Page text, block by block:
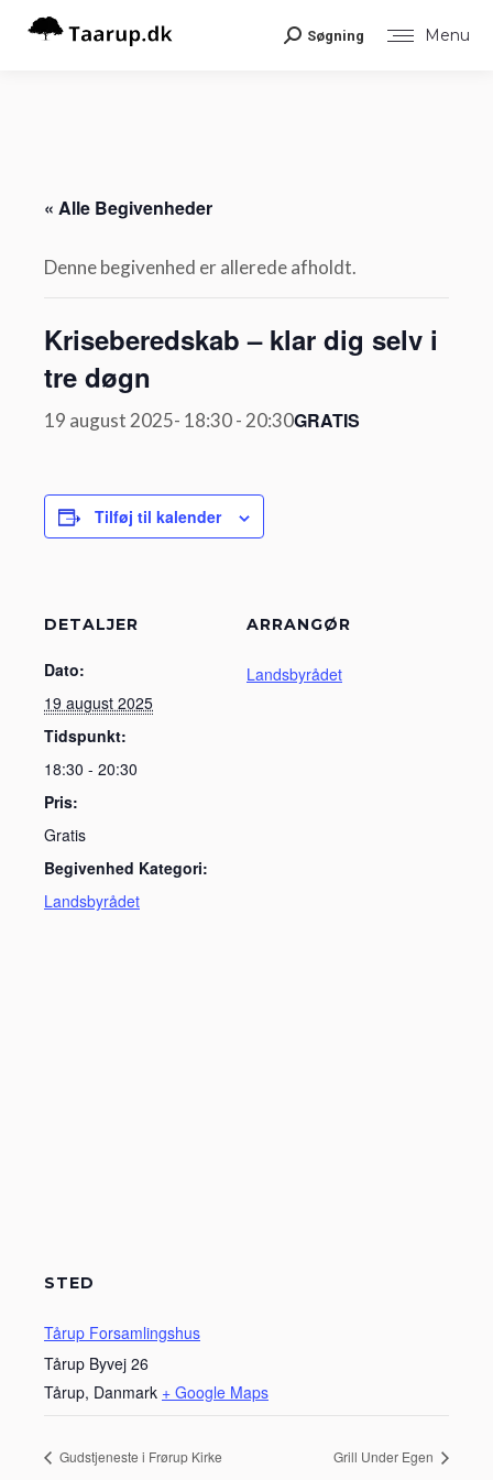
Menu
Search:
Søgning
« Alle Begivenheder
Denne begivenhed er allerede afholdt.
Kriseberedskab – klar dig selv i
tre døgn
19 august 2025- 18:30- 20:30GRATIS
Tilføj til kalender
DETALJER
Dato:
19 august 2025
Tidspunkt:
18:30 - 20:30
Pris:
Gratis
Begivenhed Kategori:
Landsbyrådet
ARRANGØR
Landsbyrådet
STED
Tårup Forsamlingshus
Tårup Byvej 26
Tårup, Danmark + Google Maps
Gudstjeneste i Frørup Kirke Grill Under Egen